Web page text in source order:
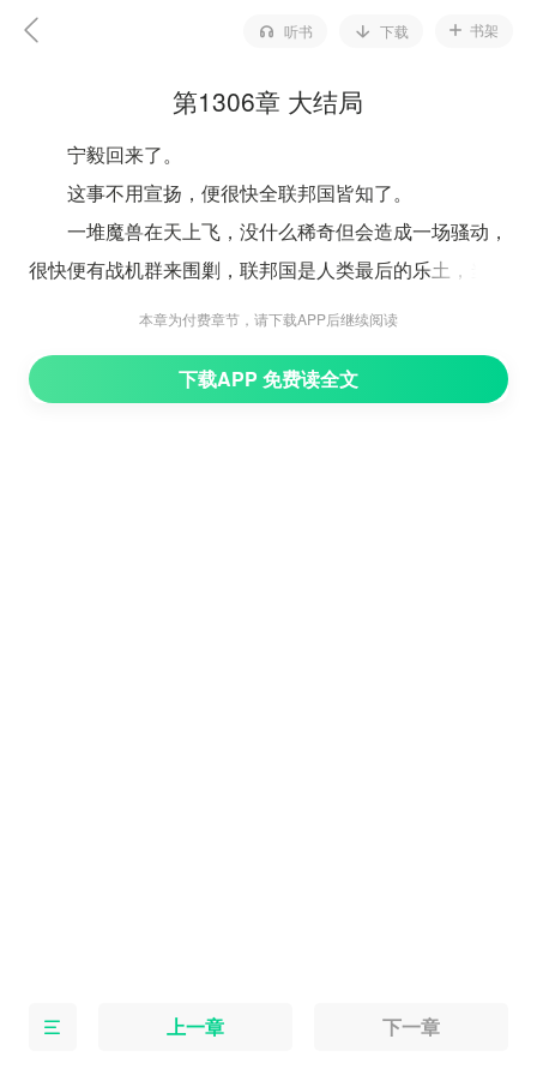
听书 下载 书架
第1306章 大结局
宁毅回来了。
这事不用宣扬，便很快全联邦国皆知了。
一堆魔兽在天上飞，没什么稀奇但会造成一场骚动，
很快便有战机群来围剿，联邦国是人类最后的乐土，当然
正在急速的扩大之中，却也不愿意有魔兽袭扰。
于是宁毅回来的消息，在他和战机一起打着魔兽，慢
本章为付费章节，请下载APP后继续阅读
下载APP 免费读全文
上一章 下一章